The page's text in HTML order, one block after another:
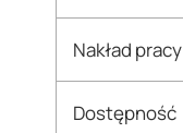
Nakład pracy
Dostępność